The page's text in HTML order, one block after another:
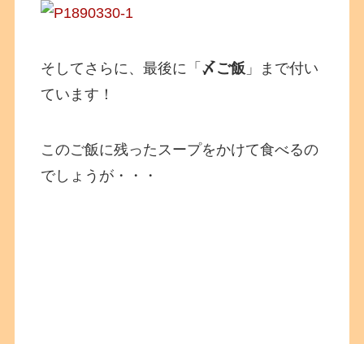
そしてさらに、最後に「 〆ご飯 」まで付い
ています！
このご飯に残ったスープをかけて食べるの
でしょうが・・・